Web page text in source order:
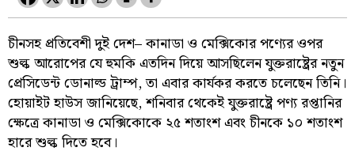
চীনসহ প্রতিবেশী দুই দেশ– কানাডা ও মেক্সিকোর পণ্যের ওপর
শুল্ক আরোপের যে হুমকি এতদিন দিয়ে আসছিলেন যুক্তরাষ্ট্রের নতুন
প্রেসিডেন্ট ডোনাল্ড ট্রাম্প, তা এবার কার্যকর করতে চলেছেন তিনি।
হোয়াইট হাউস জানিয়েছে, শনিবার থেকেই যুক্তরাষ্ট্রে পণ্য রপ্তানির
ক্ষেত্রে কানাডা ও মেক্সিকোকে ২৫ শতাংশ এবং চীনকে ১০ শতাংশ
হারে শুল্ক দিতে হবে।